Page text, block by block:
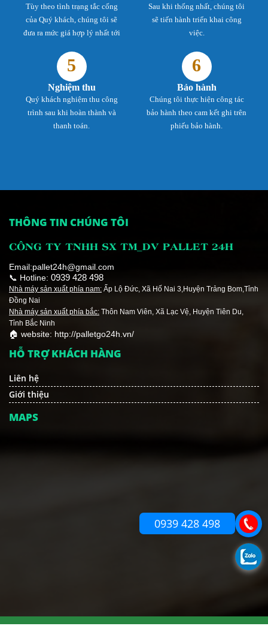
Tùy theo tình trạng tắc cống
của Quý khách, chúng tôi sẽ
đưa ra mức giá hợp lý nhất tới
Sau khi thống nhất, chúng tôi
sẽ tiến hành triển khai công
việc.
5
Nghiệm thu
Quý khách nghiệm thu công
trình sau khi hoàn thành và
thanh toán.
6
Bảo hành
Chúng tôi thực hiện công tác
bảo hành theo cam kết ghi trên
phiếu bảo hành.
THÔNG TIN CHÚNG TÔI
CÔNG TY TNHH SX TM_DV PALLET 24H
Email:pallet24h@gmail.com
📞 Hotline: 0939 428 498
Nhà máy sản xuất phía nam: Ấp Lộ Đức, Xã Hố Nai 3,Huyện Trảng Bom,Tỉnh
Đồng Nai
Nhà máy sản xuất phía bắc: Thôn Nam Viên, Xã Lạc Vệ, Huyện Tiên Du,
Tỉnh Bắc Ninh
🏠 website: http://palletgo24h.vn/
HỖ TRỢ KHÁCH HÀNG
Liên hệ
Giới thiệu
MAPS
0939 428 498